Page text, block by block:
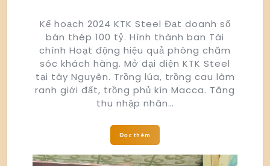
Kế hoạch 2024 KTK Steel Đạt doanh số
bán thép 100 tỷ. Hình thành ban Tài
chính Hoạt động hiệu quả phòng chăm
sóc khách hàng. Mở đại diện KTK Steel
tại tây Nguyên. Trồng lúa, trồng cau làm
ranh giới đất, trồng phủ kín Macca. Tăng
thu nhập nhân…
Đọc thêm